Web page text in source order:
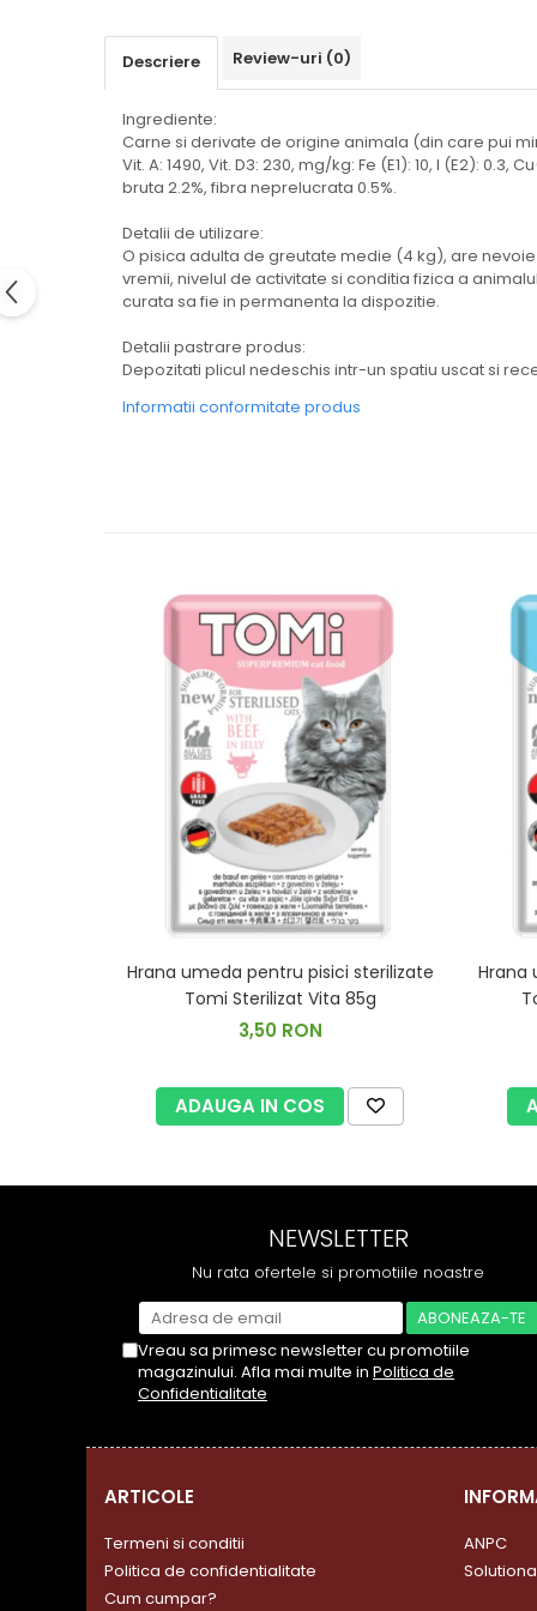
Descriere Review-uri (0)
Ingrediente:
Carne si derivate de origine animala (din care pui
Vit. A: 1490, Vit. D3: 230, mg/kg: Fe (E1): 10, I (E2):
bruta 2.2%, fibra neprelucrata 0.5%.
Detalii de utilizare:
O pisica adulta de greutate medie (4 kg), are
vremii, nivelul de activitate si conditia fizica a
curata sa fie in permanenta la dispozitie.
Detalii pastrare produs:
Depozitati plicul nedeschis intr-un spatiu uscat si
Informatii conformitate produs
Hrana umeda pentru pisici sterilizate
Tomi Sterilizat Vita 85g
3,50 RON
ADAUGA IN COS
Hrana
NEWSLETTER
Nu rata ofertele si promotiile noastre
Vreau sa primesc newsletter cu promotiile
magazinului. Afla mai multe in Politica de
Confidentialitate
ARTICOLE
Termeni si conditii
Politica de confidentialitate
Cum cumpar?
ANPC